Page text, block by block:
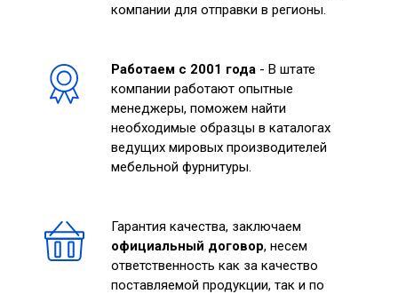
компании для отправки в регионы.
Работаем с 2001 года - В штате
компании работают опытные
менеджеры, поможем найти
необходимые образцы в каталогах
ведущих мировых производителей
мебельной фурнитуры.
Гарантия качества, заключаем
официальный договор, несем
ответственность как за качество
поставляемой продукции, так и по